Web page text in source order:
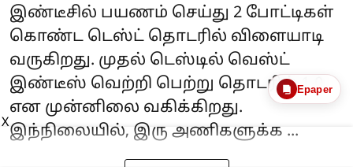
இண்டீசில் பயணம் செய்து 2 போட்டிகள்
கொண்ட டெஸ்ட் தொடரில் விளையாடி
வருகிறது. முதல் டெஸ்டில் வெஸ்ட்
இண்டீஸ் வெற்றி பெற்று தொடரில் 1-0
என முன்னிலை வகிக்கிறது.
இந்நிலையில், இரு அணிகளுக்க ...
Epaper
X